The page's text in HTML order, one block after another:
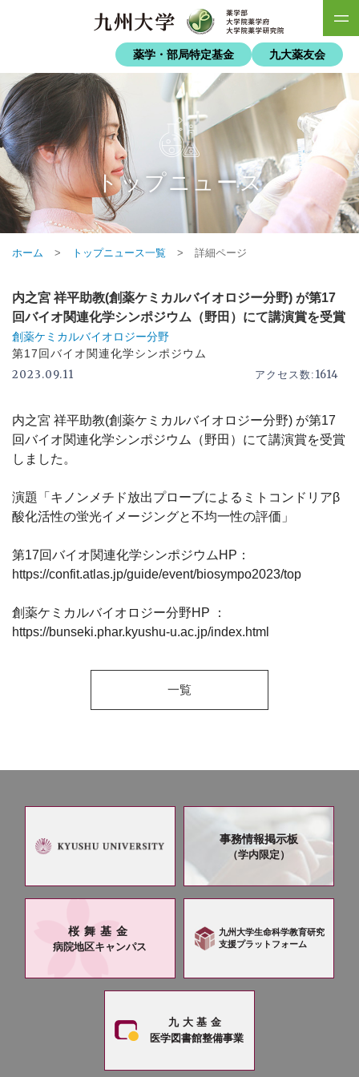
薬学・部局特定基金 九大薬友会
トップニュース
ホーム > トップニュース一覧 > 詳細ページ
内之宮 祥平助教(創薬ケミカルバイオロジー分野) が第17
回バイオ関連化学シンポジウム（野田）にて講演賞を受賞
創薬ケミカルバイオロジー分野
第17回バイオ関連化学シンポジウム
2023.09.11 アクセス数: 1614
内之宮 祥平助教(創薬ケミカルバイオロジー分野) が第17
回バイオ関連化学シンポジウム（野田）にて講演賞を受賞
しました。
演題「キノンメチド放出プローブによるミトコンドリアβ
酸化活性の蛍光イメージングと不均一性の評価」
第17回バイオ関連化学シンポジウム HP ：
https://confit.atlas.jp/guide/event/biosympo2023/top
創薬ケミカルバイオロジー分野HP
：
https://bunseki.phar.kyushu-u.ac.jp/index.html
一覧
事務情報掲示板
（学内限定）
桜舞基金
病院地区キャンパス
九州大学生命科学教育研究
支援プラットフォーム
九大基金
医学図書館整備事業